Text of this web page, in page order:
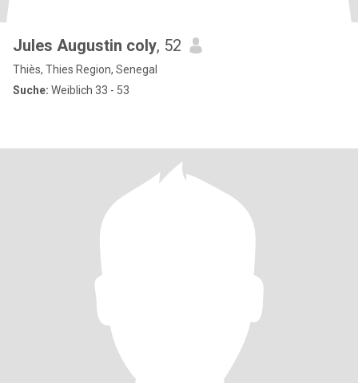
Jules Augustin coly, 52
Thiès, Thies Region, Senegal
Suche: Weiblich 33 - 53